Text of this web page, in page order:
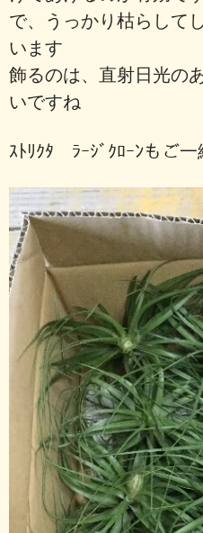
で、うっかり枯らして
います
飾るのは、直射日光の
いですね
ｽﾄﾘｸﾀ ﾗｰｼﾞｸﾛｰﾝもご一